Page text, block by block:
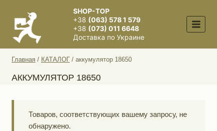
содержимому
SHOP-TOP
+38 (063) 578 1 579
+38 (073) 011 6648
Доставка по Украине
Главная / КАТАЛОГ / аккумулятор 18650
АККУМУЛЯТОР 18650
Товаров, соответствующих вашему запросу, не
обнаружено.